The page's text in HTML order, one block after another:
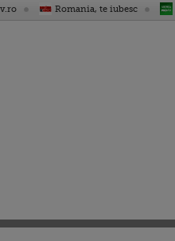
Romania, te iubesc